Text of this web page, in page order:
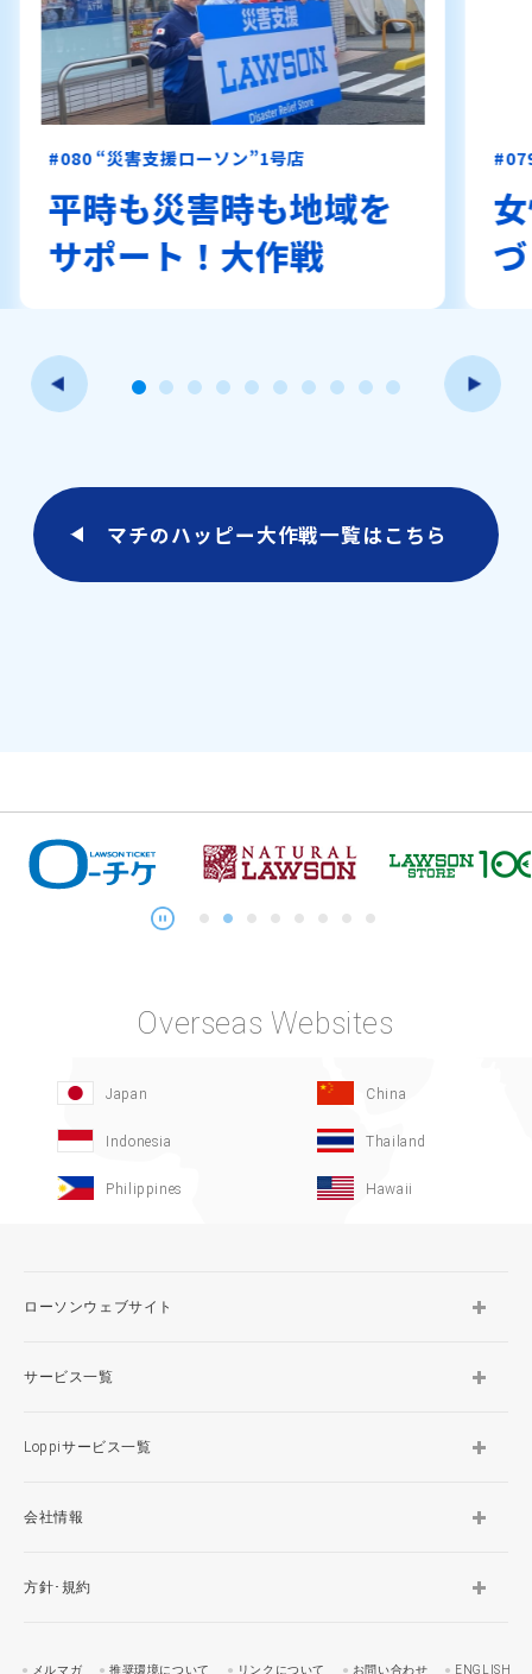
#080 “災害支援ローソン”1号店
平時も災害時も地域を
サポート！大作戦
マチのハッピー大作戦一覧はこちら
Overseas Websites
Japan China
Indonesia Thailand
Philippines Hawaii
ローソンウェブサイト
サービス一覧
Loppiサービス一覧
会社情報
方針･規約
メルマガ 推奨環境について リンクについて お問い合わせ ENGLISH